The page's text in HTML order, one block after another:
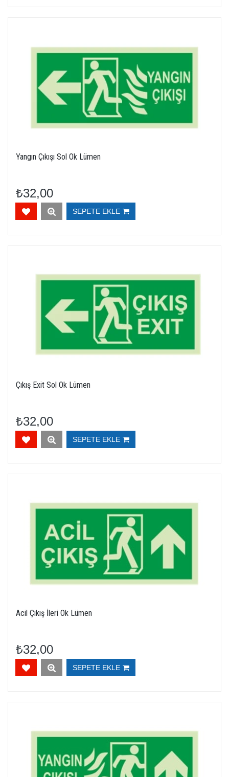
Yangın Çıkışı Sol Ok Lümen
₺32,00
SEPETE EKLE
Çıkış Exit Sol Ok Lümen
₺32,00
SEPETE EKLE
Acil Çıkış İleri Ok Lümen
₺32,00
SEPETE EKLE